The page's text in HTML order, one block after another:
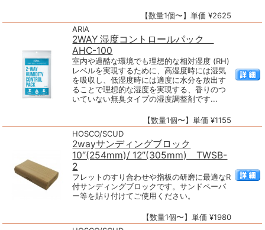
【数量1個〜】単価 ¥2625
ARIA
2WAY 湿度コントロールパック
AHC-100
室内や過酷な環境でも理想的な相対湿度 (RH)
レベルを実現するために、高湿度時には湿気
を吸収し、低湿度時には適度に水分を放出す
ることで理想的な湿度を実現する、香りのつ
いていない無臭タイプの湿度調整剤です...
【数量1個〜】単価 ¥1155
HOSCO/SCUD
2wayサンディングブロック
10″(254mm)/ 12″(305mm) TWSB-
2
フレットのすり合わせや指板の研磨に最適なR
付サンディングブロックです。サンドペーパ
ー等を貼り付けてご使用ください。
【数量1個〜】単価 ¥1980